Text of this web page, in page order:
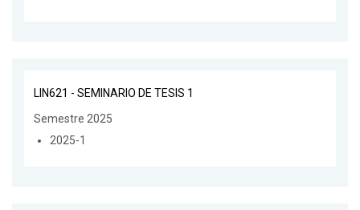
LIN621 - SEMINARIO DE TESIS 1
Semestre 2025
2025-1